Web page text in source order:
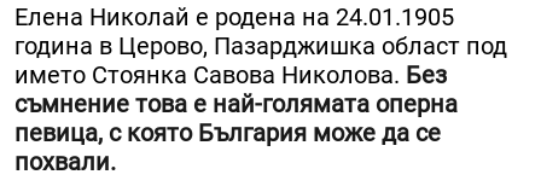
Елена Николай е родена на 24.01.1905
година в Церово, Пазарджишка област под
името Стоянка Савова Николова. Без
съмнение това е най-голямата оперна
певица, с която България може да се
похвали.